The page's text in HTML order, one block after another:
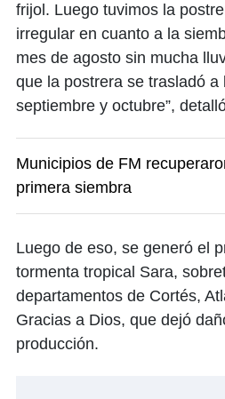
frijol. Luego tuvimos la
irregular en cuanto a la
mes de agosto sin mucha
que la postrera se trasladó a
septiembre y octubre”,
Municipios de FM
primera siembra
Luego de eso, se generó el
tormenta tropical Sara,
departamentos de Cortés,
Gracias a Dios, que dejó
producción.